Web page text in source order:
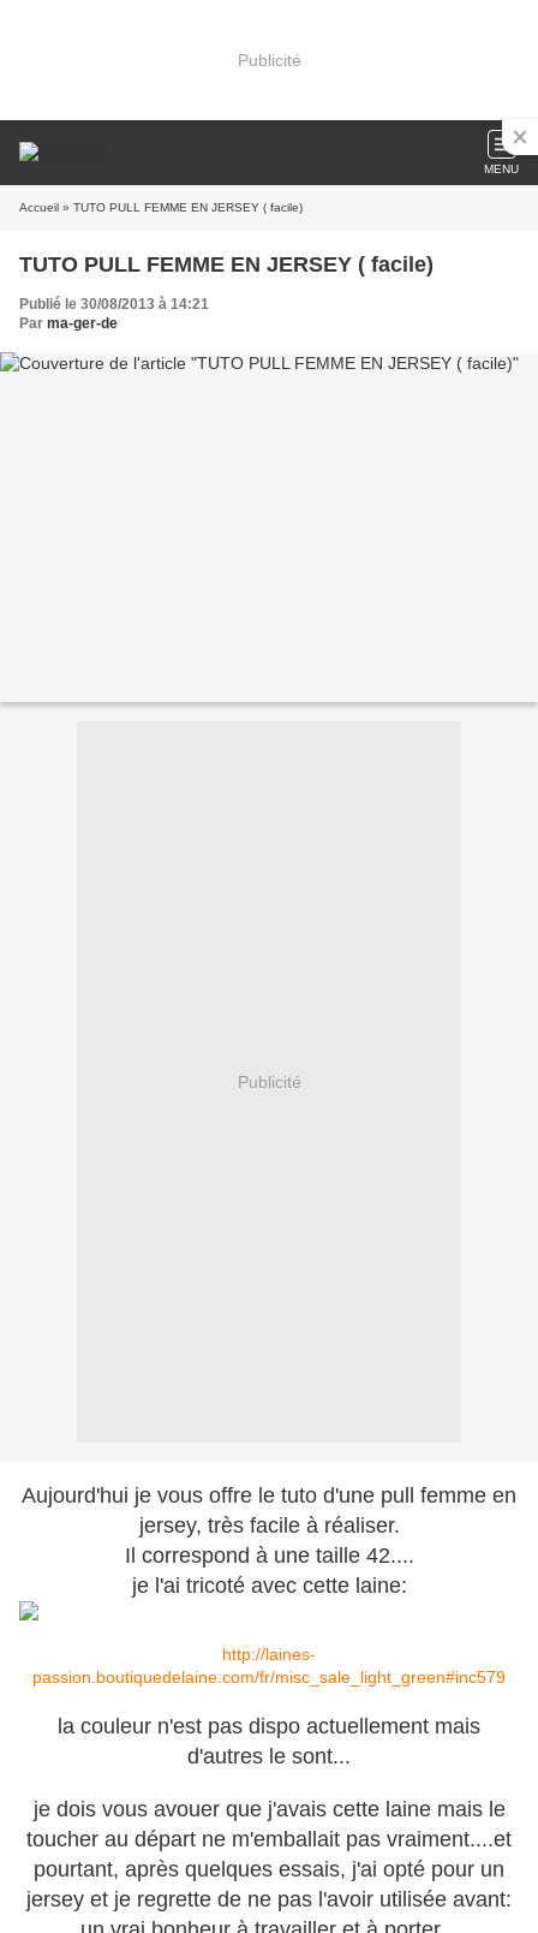
Publicité
MENU
Accueil » TUTO PULL FEMME EN JERSEY ( facile)
TUTO PULL FEMME EN JERSEY ( facile)
Publié le 30/08/2013 à 14:21
Par ma-ger-de
Publicité
Aujourd'hui je vous offre le tuto d'une pull femme en
jersey, très facile à réaliser.
Il correspond à une taille 42....
je l'ai tricoté avec cette laine:
http://laines-
passion.boutiquedelaine.com/fr/misc_sale_light_green#inc579
la couleur n'est pas dispo actuellement mais
d'autres le sont...
je dois vous avouer que j'avais cette laine mais le
toucher au départ ne m'emballait pas vraiment....et
pourtant, après quelques essais, j'ai opté pour un
jersey et je regrette de ne pas l'avoir utilisée avant: